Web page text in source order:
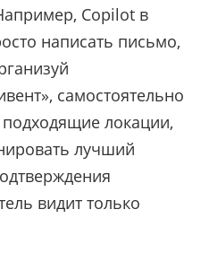
Copilot в
написать письмо,
самостоятельно
локации,
лучший
видит только